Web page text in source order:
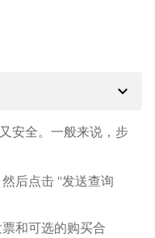
expand_more
安全。一般来说，步
后点击 "发送查询
和可选的购买合